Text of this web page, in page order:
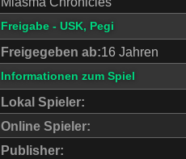
Freigabe - USK, Pegi
Freigegeben ab:16 Jahren
Informationen zum Spiel
Lokal Spieler:
Online Spieler:
Publisher: